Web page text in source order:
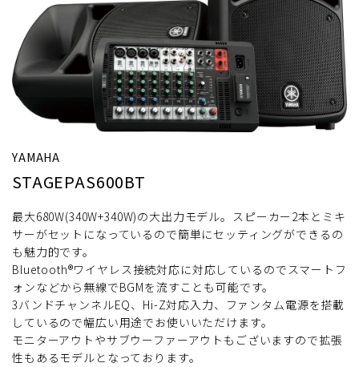
YAMAHA
STAGEPAS600BT
最大680W(340W+340W)の大出力モデル。スピーカー2本とミキ
サーがセットになっているので簡単にセッティングができるの
も魅力的です。
Bluetooth®ワイヤレス接続対応に対応しているのでスマートフ
ォンなどから無線でBGMを流すことも可能です。
3バンドチャンネルEQ、Hi-Z対応入力、ファンタム電源を搭載
しているので幅広い用途でお使いいただけます。
モニターアウトやサブウーファーアウトもございますので拡張
性もあるモデルとなっております。